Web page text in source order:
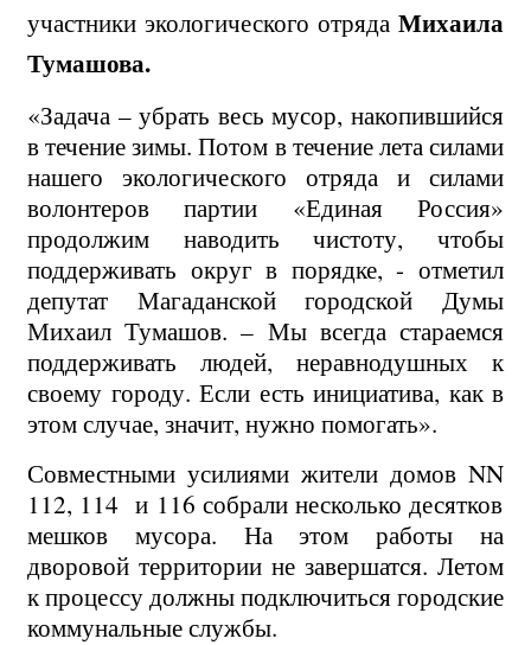
участники экологического отряда Михаила
Тумашова.
«Задача – убрать весь мусор, накопившийся
в течение зимы. Потом в течение лета силами
нашего экологического отряда и силами
волонтеров партии «Единая Россия»
продолжим наводить чистоту, чтобы
поддерживать округ в порядке, - отметил
депутат Магаданской городской Думы
Михаил Тумашов. – Мы всегда стараемся
поддерживать людей, неравнодушных к
своему городу. Если есть инициатива, как в
этом случае, значит, нужно помогать».
Совместными усилиями жители домов NN
112, 114 и 116 собрали несколько десятков
мешков мусора. На этом работы на
дворовой территории не завершатся. Летом
к процессу должны подключиться городские
коммунальные службы.